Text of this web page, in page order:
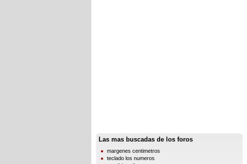
Las mas buscadas de los foros
margenes centimetros
teclado los numeros